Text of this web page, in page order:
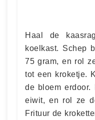
Haal de
koelkast. Schep
75 gram, en rol
tot een kroketje.
de bloem erdoor.
eiwit, en rol ze
Frituur de